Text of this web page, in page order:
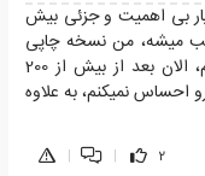
بی اهمیت و جزئی بیش
میشه، من نسخه چاپی
کتاب رو خریداری کردم ولی زیاد راضی نیستم، الان بعد از بیش از 200
نمیکنم، به علاوه
2
|
|